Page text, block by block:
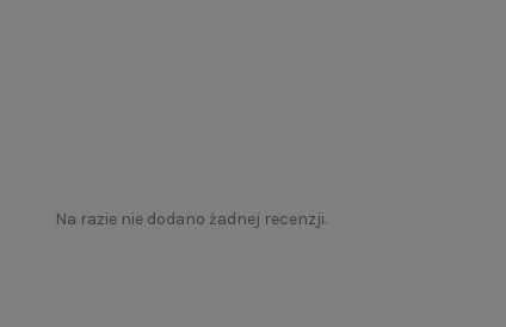
Na razie nie dodano żadnej recenzji.